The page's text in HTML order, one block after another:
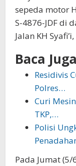
sepeda motor
S-4876-JDF di
Jalan KH
Baca
Residivis
Polres…
Curi
TKP,…
Polisi
Pada Jumat